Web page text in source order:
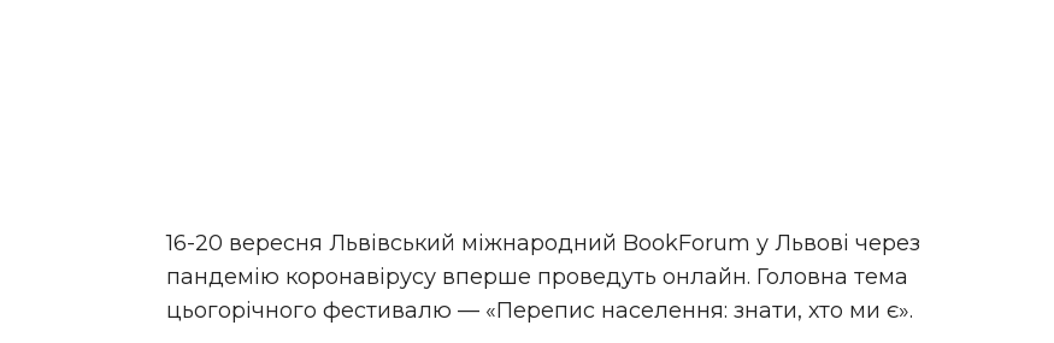
16-20 вересня Львівський міжнародний BookForum у Львові через
пандемію коронавірусу вперше проведуть онлайн. Головна тема
цьогорічного фестивалю — «Перепис населення: знати, хто ми є».